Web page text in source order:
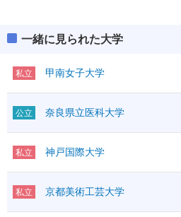
一緒に見られた大学
私立 甲南女子大学
公立 奈良県立医科大学
私立 神戸国際大学
私立 京都美術工芸大学